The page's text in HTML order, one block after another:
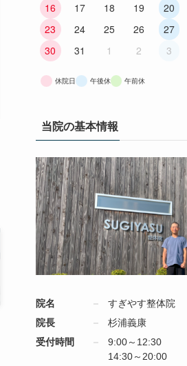
16
17 18 19 20
23
24 25 26 27
30
31 1 2 3
休院日 午後休 午前休
当院の基本情報
院名
すぎやす整体院
院長
杉浦義康
受付時間
9:00～12:30
14:30～20:00